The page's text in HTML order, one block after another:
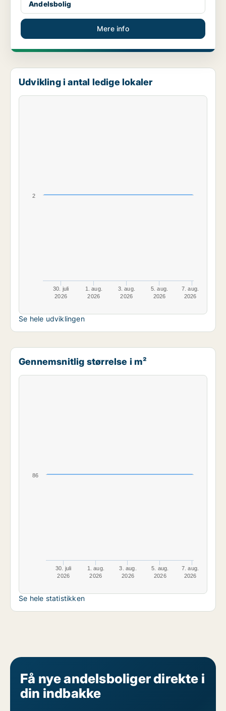
Andelsbolig
Mere info
Udvikling i antal ledige lokaler
30. juli
2026
1. aug.
2026
3. aug.
2026
5. aug.
2026
7. aug.
2026
2
Se hele udviklingen
Gennemsnitlig størrelse i m²
30. juli
2026
1. aug.
2026
3. aug.
2026
5. aug.
2026
7. aug.
2026
86
Se hele statistikken
Få nye andelsboliger direkte i
din indbakke